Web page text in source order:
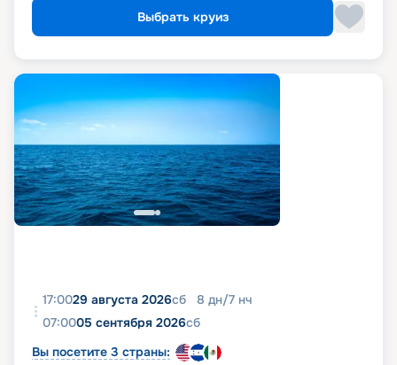
Выбрать круиз
17:0029 августа 2026сб 8 дн/7 нч
07:0005 сентября 2026сб
Вы посетите 3 страны: